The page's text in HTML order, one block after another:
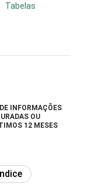
Tabelas
INFORMAÇÕES
OU
12 MESES